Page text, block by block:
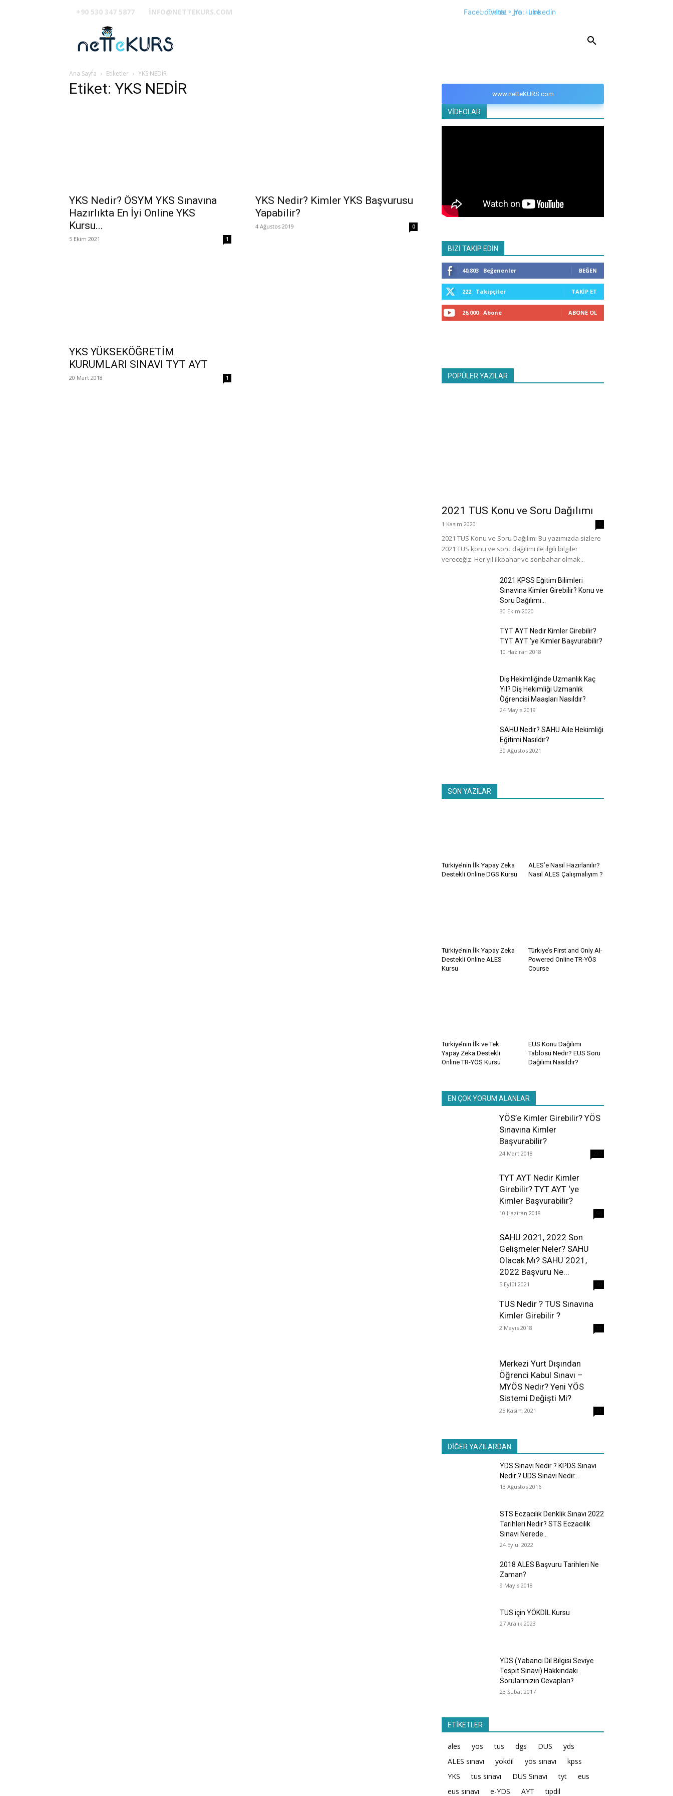
+90 530 347 5877 INFO@NETTEKURS.COM FacebookTwitter
InstagramYoutubeLinkedin
Ana Sayfa Etiketler YKS NEDİR
Etiket: YKS NEDİR
YKS Nedir? ÖSYM YKS Sınavına
Hazırlıkta En İyi Online YKS
Kursu...
5 Ekim 2021 1
YKS Nedir? Kimler YKS Başvurusu
Yapabilir?
4 Ağustos 2019 0
YKS YÜKSEKÖĞRETİM
KURUMLARI SINAVI TYT AYT
20 Mart 2018 1
www.netteKURS.com
VİDEOLAR
BİZİ TAKİP EDİN
40,803 Beğenenler BEĞEN
222 Takipçiler TAKIP ET
26,000 Abone ABONE OL
POPÜLER YAZILAR
2021 TUS Konu ve Soru Dağılımı
1 Kasım 2020
2021 TUS Konu ve Soru Dağılımı Bu yazımızda sizlere
2021 TUS konu ve soru dağılımı ile ilgili bilgiler
vereceğiz. Her yıl ilkbahar ve sonbahar olmak...
2021 KPSS Eğitim Bilimleri
Sınavına Kimler Girebilir? Konu ve
Soru Dağılımı...
30 Ekim 2020
TYT AYT Nedir Kimler Girebilir?
TYT AYT ‘ye Kimler Başvurabilir?
10 Haziran 2018
Diş Hekimliğinde Uzmanlık Kaç
Yıl? Diş Hekimliği Uzmanlık
Öğrencisi Maaşları Nasıldır?
24 Mayıs 2019
SAHU Nedir? SAHU Aile Hekimliği
Eğitimi Nasıldır?
30 Ağustos 2021
SON YAZILAR
Türkiye’nin İlk Yapay Zeka
Destekli Online DGS Kursu
ALES’e Nasıl Hazırlanılır?
Nasıl ALES Çalışmalıyım ?
Türkiye’nin İlk Yapay Zeka
Destekli Online ALES
Kursu
Türkiye’s First and Only AI-
Powered Online TR-YÖS
Course
Türkiye’nin İlk ve Tek
Yapay Zeka Destekli
Online TR-YÖS Kursu
EUS Konu Dağılımı
Tablosu Nedir? EUS Soru
Dağılımı Nasıldır?
EN ÇOK YORUM ALANLAR
YÖS’e Kimler Girebilir? YÖS
Sınavına Kimler
Başvurabilir?
24 Mart 2018
TYT AYT Nedir Kimler
Girebilir? TYT AYT ‘ye
Kimler Başvurabilir?
10 Haziran 2018
SAHU 2021, 2022 Son
Gelişmeler Neler? SAHU
Olacak Mı? SAHU 2021,
2022 Başvuru Ne...
5 Eylül 2021
TUS Nedir ? TUS Sınavına
Kimler Girebilir ?
2 Mayıs 2018
Merkezi Yurt Dışından
Öğrenci Kabul Sınavı –
MYÖS Nedir? Yeni YÖS
Sistemi Değişti Mi?
25 Kasım 2021
DİĞER YAZILARDAN
YDS Sınavı Nedir ? KPDS Sınavı
Nedir ? UDS Sınavı Nedir...
13 Ağustos 2016
STS Eczacılık Denklik Sınavı 2022
Tarihleri Nedir? STS Eczacılık
Sınavı Nerede...
24 Eylül 2022
2018 ALES Başvuru Tarihleri Ne
Zaman?
9 Mayıs 2018
TUS için YÖKDİL Kursu
27 Aralık 2023
YDS (Yabancı Dil Bilgisi Seviye
Tespit Sınavı) Hakkındaki
Sorularınızın Cevapları?
23 Şubat 2017
ETİKETLER
ales yös tus dgs DUS
yds
ALES sınavı
yokdil yös sınavı
kpss
YKS
tus sınavı DUS Sınavı tyt
eus
eus sınavı
e-YDS AYT tıpdil